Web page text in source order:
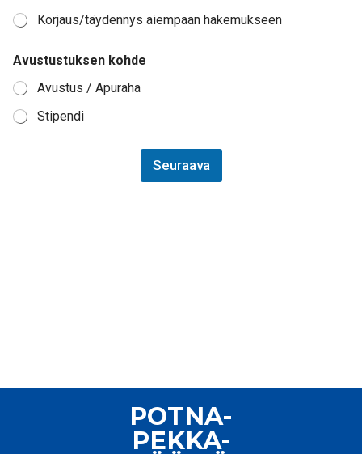
Korjaus/täydennys aiempaan hakemukseen
Avustustuksen kohde
Avustus / Apuraha
Stipendi
Seuraava
POTNA-
PEKKA-